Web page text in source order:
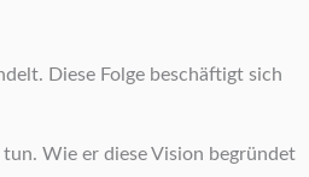
Diese Folge beschäftigt sich
Wie er diese Vision begründet